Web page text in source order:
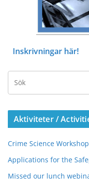
Inskrivningar här!
Aktiviteter /
Crime Science
Applications for the
Missed our lunch